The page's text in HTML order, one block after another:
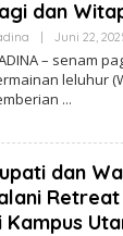
dan
Juni 22,
– senam
leluhur
dan
Kampus